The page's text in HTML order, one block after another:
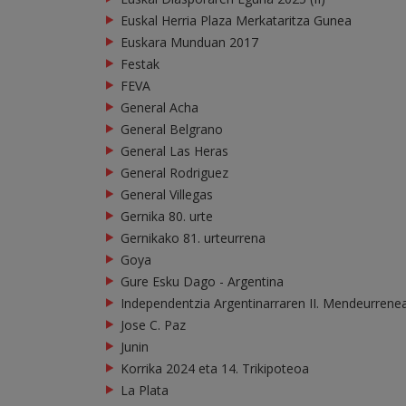
Euskal Herria Plaza Merkataritza Gunea
Euskara Munduan 2017
Festak
FEVA
General Acha
General Belgrano
General Las Heras
General Rodriguez
General Villegas
Gernika 80. urte
Gernikako 81. urteurrena
Goya
Gure Esku Dago - Argentina
Independentzia Argentinarraren II.
Jose C. Paz
Junin
Korrika 2024 eta 14. Trikipoteoa
La Plata